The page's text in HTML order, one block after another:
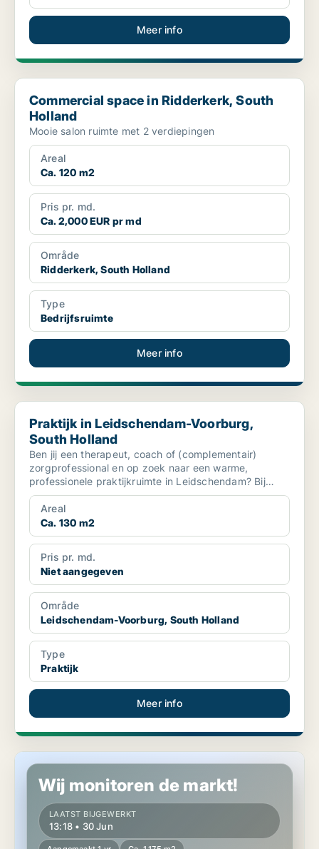
Meer info
Commercial space in Ridderkerk, South Holland
Commercial space in Ridderkerk, South
Holland
Mooie salon ruimte met 2 verdiepingen
Areal
Ca. 120 m2
Pris pr. md.
Ca. 2,000 EUR pr md
Område
Ridderkerk, South Holland
Type
Bedrijfsruimte
Meer info
Praktijk in Leidschendam-Voorburg, South Holland
Praktijk in Leidschendam-Voorburg,
South Holland
Ben jij een therapeut, coach of (complementair)
zorgprofessional en op zoek naar een warme,
professionele praktijkruimte in Leidschendam? Bij
Never Been B...
Areal
Ca. 130 m2
Pris pr. md.
Niet aangegeven
Område
Leidschendam-Voorburg, South Holland
Type
Praktijk
Meer info
Winkel in The Hague Centrum, The Hague
Wij monitoren de markt!
LAATST BIJGEWERKT
13:18 • 30 Jun